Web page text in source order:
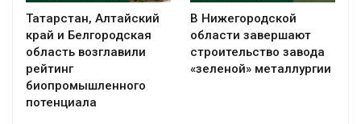
Татарстан, Алтайский
край и Белгородская
область возглавили
рейтинг
биопромышленного
потенциала
В Нижегородской
области завершают
строительство завода
«зеленой» металлургии